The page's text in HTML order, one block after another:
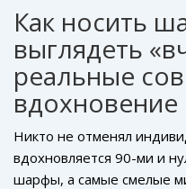
Как носить
выглядеть
реальные
вдохновение
Никто не отменял
вдохновляется 90-ми и
шарфы, а самые смелые